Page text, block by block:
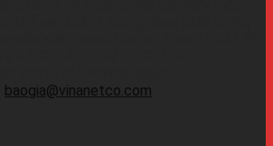
baogia@vinanetco.com